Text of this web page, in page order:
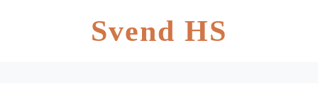
Svend HS